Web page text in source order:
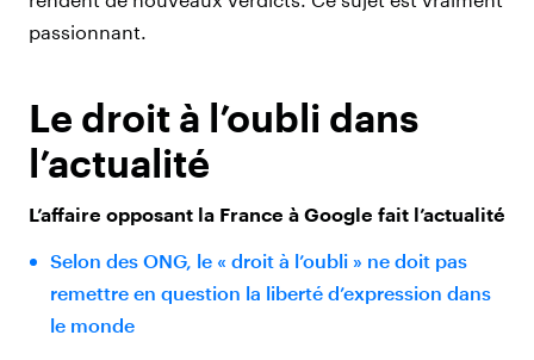
passionnant.
Le droit à l’oubli dans
l’actualité
L’affaire opposant la France à Google fait l’actualité
Selon des ONG, le « droit à l’oubli » ne doit pas
remettre en question la liberté d’expression dans
le monde